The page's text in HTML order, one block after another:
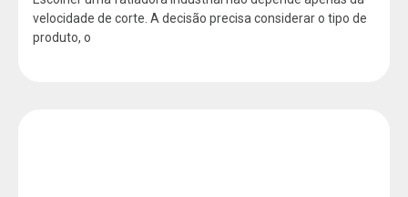
velocidade de corte. A decisão precisa considerar o tipo de
produto, o